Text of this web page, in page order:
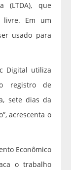
(LTDA), que
livre. Em um
usado para
Digital utiliza
registro de
sete dias da
acrescenta o
Econômico
o trabalho